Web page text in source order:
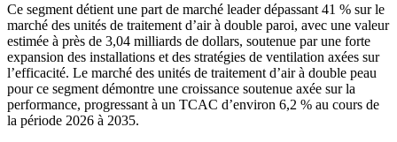
Ce segment détient une part de marché leader dépassant 41 % sur le
marché des unités de traitement d’air à double paroi, avec une valeur
estimée à près de 3,04 milliards de dollars, soutenue par une forte
expansion des installations et des stratégies de ventilation axées sur
l’efficacité. Le marché des unités de traitement d’air à double peau
pour ce segment démontre une croissance soutenue axée sur la
performance, progressant à un TCAC d’environ 6,2 % au cours de
la période 2026 à 2035.